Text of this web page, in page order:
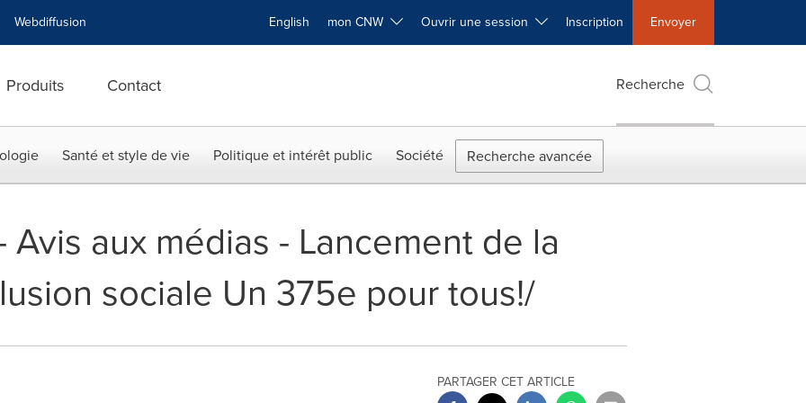
Webdiffusion English mon CNW Ouvrir une session Inscription Envoyer
Produits Contact Recherche
Santé et style de vie Politique et intérêt public Société Recherche avancée
Avis aux médias - Lancement de la
sociale Un 375e pour tous!/
PARTAGER CET ARTICLE